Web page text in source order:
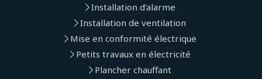
Installation d'alarme
Installation de ventilation
Mise en conformité électrique
Petits travaux en électricité
Plancher chauffant